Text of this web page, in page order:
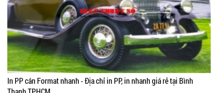
In PP cán Format nhanh - Địa chỉ in PP, in nhanh giá rẻ tại Bình